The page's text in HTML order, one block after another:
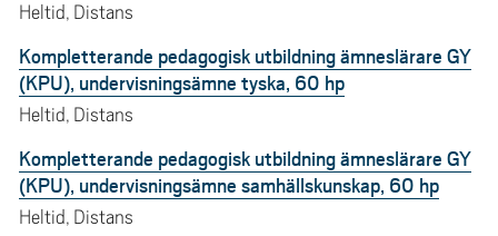
Heltid, Distans
Kompletterande pedagogisk utbildning ämneslärare GY
(KPU), undervisningsämne tyska, 60 hp
Heltid, Distans
Kompletterande pedagogisk utbildning ämneslärare GY
(KPU), undervisningsämne samhällskunskap, 60 hp
Heltid, Distans